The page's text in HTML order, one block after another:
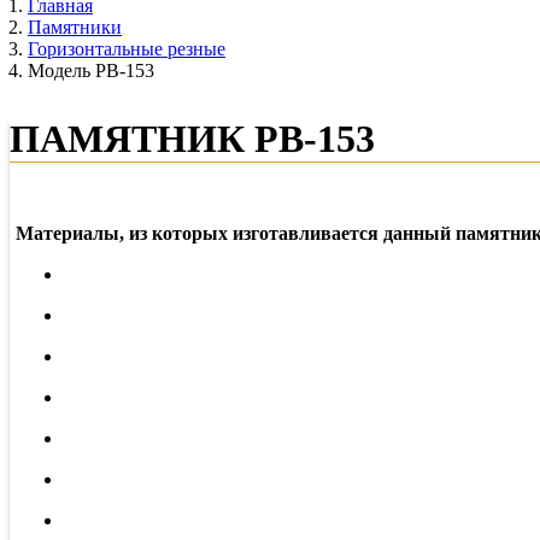
Главная
Памятники
Горизонтальные резные
Модель РВ-153
ПАМЯТНИК РВ-153
Материалы, из которых изготавливается данный